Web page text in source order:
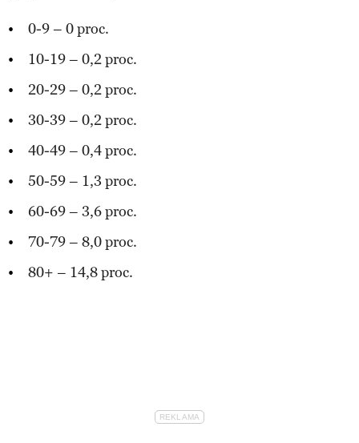
0-9 – 0 proc.
10-19 – 0,2 proc.
20-29 – 0,2 proc.
30-39 – 0,2 proc.
40-49 – 0,4 proc.
50-59 – 1,3 proc.
60-69 – 3,6 proc.
70-79 – 8,0 proc.
80+ – 14,8 proc.